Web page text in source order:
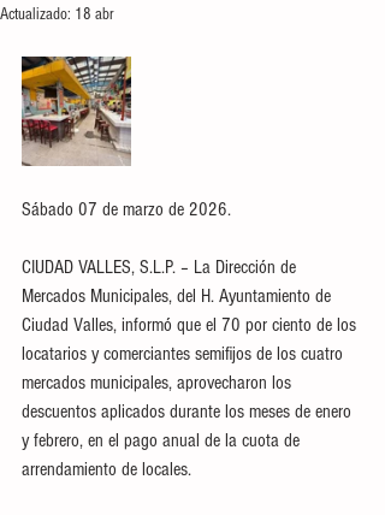
Actualizado: 18 abr
Sábado 07 de marzo de 2026.
CIUDAD VALLES, S.L.P. – La Dirección de
Mercados Municipales, del H. Ayuntamiento de
Ciudad Valles, informó que el 70 por ciento de los
locatarios y comerciantes semifijos de los cuatro
mercados municipales, aprovecharon los
descuentos aplicados durante los meses de enero
y febrero, en el pago anual de la cuota de
arrendamiento de locales.